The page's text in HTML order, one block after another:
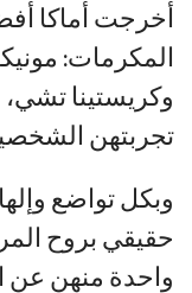
أخرجت أماكا
المكرمات:
وكريستينا
تجربتهن
وبكل تواضع
حقيقي بروح
واحدة منهن عن